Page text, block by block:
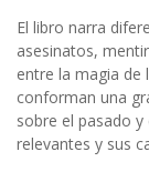
El libro narra
asesinatos,
entre la magia de
conforman una
sobre el pasado
relevantes y sus